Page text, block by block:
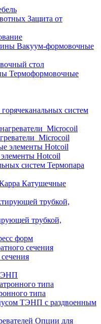
Защита от
Вакуум-формовочные
стол
Термоформовочные
систем
Hotcoil
Термопара
Катушечные
трубкой,
форм
сечения
типа
ТЭНП с раздвоенным
Опции для